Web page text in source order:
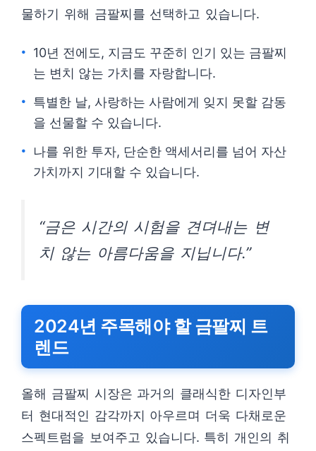
물하기 위해 금팔찌를 선택하고 있습니다.
10년 전에도, 지금도 꾸준히 인기 있는 금팔찌
는 변치 않는 가치를 자랑합니다.
특별한 날, 사랑하는 사람에게 잊지 못할 감동
을 선물할 수 있습니다.
나를 위한 투자, 단순한 액세서리를 넘어 자산
가치까지 기대할 수 있습니다.
“금은 시간의 시험을 견뎌내는 변
치 않는 아름다움을 지닙니다.”
2024년 주목해야 할 금팔찌 트
렌드
올해 금팔찌 시장은 과거의 클래식한 디자인부
터 현대적인 감각까지 아우르며 더욱 다채로운
스펙트럼을 보여주고 있습니다. 특히 개인의 취